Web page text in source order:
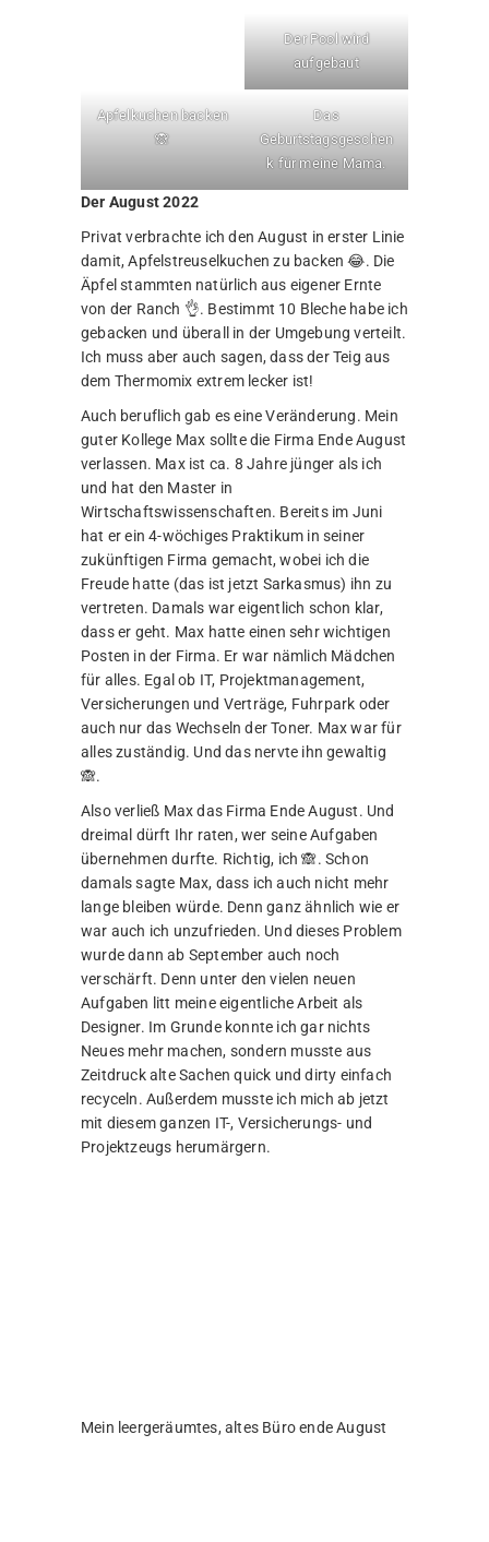
Der Pool wird
aufgebaut
Apfelkuchen backen
🙈
Das
Geburtstagsgeschen
k für meine Mama.
Der August 2022
Privat verbrachte ich den August in erster Linie
damit, Apfelstreuselkuchen zu backen 😂. Die
Äpfel stammten natürlich aus eigener Ernte
von der Ranch 👌. Bestimmt 10 Bleche habe ich
gebacken und überall in der Umgebung verteilt.
Ich muss aber auch sagen, dass der Teig aus
dem Thermomix extrem lecker ist!
Auch beruflich gab es eine Veränderung. Mein
guter Kollege Max sollte die Firma Ende August
verlassen. Max ist ca. 8 Jahre jünger als ich
und hat den Master in
Wirtschaftswissenschaften. Bereits im Juni
hat er ein 4-wöchiges Praktikum in seiner
zukünftigen Firma gemacht, wobei ich die
Freude hatte (das ist jetzt Sarkasmus) ihn zu
vertreten. Damals war eigentlich schon klar,
dass er geht. Max hatte einen sehr wichtigen
Posten in der Firma. Er war nämlich Mädchen
für alles. Egal ob IT, Projektmanagement,
Versicherungen und Verträge, Fuhrpark oder
auch nur das Wechseln der Toner. Max war für
alles zuständig. Und das nervte ihn gewaltig
🙈.
Also verließ Max das Firma Ende August. Und
dreimal dürft Ihr raten, wer seine Aufgaben
übernehmen durfte. Richtig, ich 🙈. Schon
damals sagte Max, dass ich auch nicht mehr
lange bleiben würde. Denn ganz ähnlich wie er
war auch ich unzufrieden. Und dieses Problem
wurde dann ab September auch noch
verschärft. Denn unter den vielen neuen
Aufgaben litt meine eigentliche Arbeit als
Designer. Im Grunde konnte ich gar nichts
Neues mehr machen, sondern musste aus
Zeitdruck alte Sachen quick und dirty einfach
recyceln. Außerdem musste ich mich ab jetzt
mit diesem ganzen IT-, Versicherungs- und
Projektzeugs herumärgern.
ich mehrmals sagte, dass ich